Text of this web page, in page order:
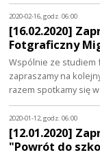
2020-02-16, godz. 06:00
[16.02.2020]
Fotgraficzny
Wspólnie ze studiem
zapraszamy na
razem spotkamy się
2020-01-12, godz. 06:00
[12.01.2020]
"Powrót do